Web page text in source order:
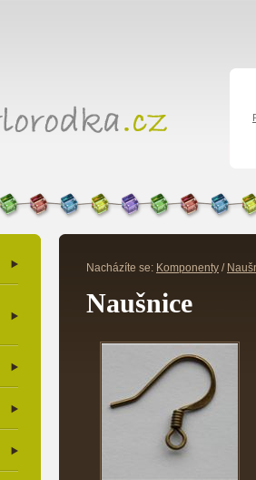
Nacházíte se: Komponenty /
Naušnice